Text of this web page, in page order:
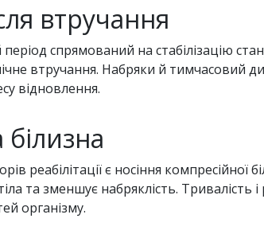
втручання
спрямований на стабілізацію
втручання. Набряки й тимчасовий
відновлення.
реабілітації є носіння
та зменшує набряклість.
організму.